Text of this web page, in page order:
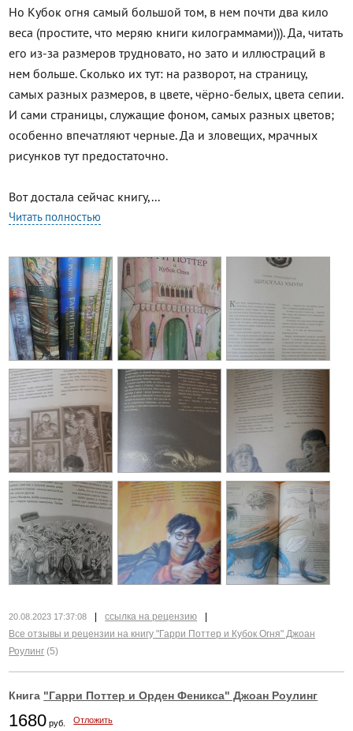
Но Кубок огня самый большой том, в нем почти два кило
веса (простите, что меряю книги килограммами))). Да, читать
его из-за размеров трудновато, но зато и иллюстраций в
нем больше. Сколько их тут: на разворот, на страницу,
самых разных размеров, в цвете, чёрно-белых, цвета сепии.
И сами страницы, служащие фоном, самых разных цветов;
особенно впечатляют черные. Да и зловещих, мрачных
рисунков тут предостаточно.
Вот достала сейчас книгу,...
Читать полностью
20.08.2023 17:37:08 ссылка на рецензию
Все отзывы и рецензии на книгу "Гарри Поттер и Кубок Огня" Джоан
Роулинг (5)
Книга "Гарри Поттер и Орден Феникса" Джоан Роулинг
1680 руб. Отложить